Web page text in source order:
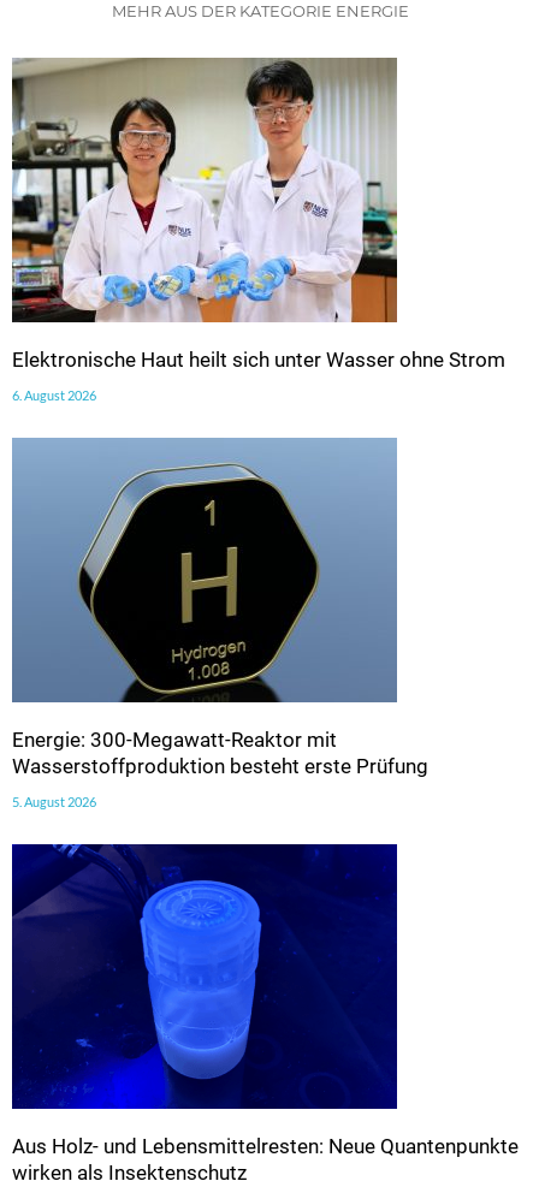
MEHR AUS DER KATEGORIE ENERGIE
Elektronische Haut heilt sich unter Wasser ohne Strom
6. August 2026
Energie: 300-Megawatt-Reaktor mit
Wasserstoffproduktion besteht erste Prüfung
5. August 2026
Aus Holz- und Lebensmittelresten: Neue Quantenpunkte
wirken als Insektenschutz